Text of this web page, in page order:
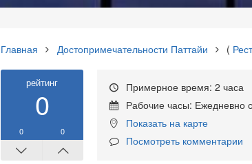
Главная Достопримечательности Паттайи (
рейтинг
0
0 0
Примерное время: 2 часа
Рабочие часы: Ежедневно
Показать на карте
Посмотреть комментарии